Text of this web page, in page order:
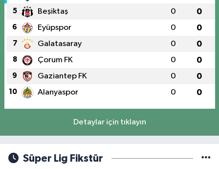
5 Beşiktaş 0 0
6 Eyüpspor 0 0
7 Galatasaray 0 0
8 Çorum FK 0 0
9 Gaziantep FK 0 0
10 Alanyaspor 0 0
Detaylar için tıklayın
Süper Lig Fikstür